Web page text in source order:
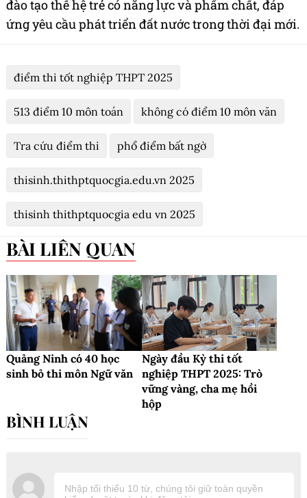
đào tạo thế hệ trẻ có năng lực và phẩm chất, đáp
ứng yêu cầu phát triển đất nước trong thời đại mới.
điểm thi tốt nghiệp THPT 2025
513 điểm 10 môn toán không có điểm 10 môn văn
Tra cứu điểm thi phổ điểm bất ngờ
thisinh.thithptquocgia.edu.vn 2025
thisinh thithptquocgia edu vn 2025
BÀI LIÊN QUAN
Quảng Ninh có 40 học
sinh bỏ thi môn Ngữ văn
Ngày đầu Kỳ thi tốt
nghiệp THPT 2025: Trò
vững vàng, cha mẹ hồi
hộp